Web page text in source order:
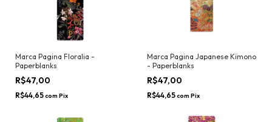
Marca Pagina Floralia -
Paperblanks
R$47,00
R$44,65com Pix
Marca Pagina Japanese Kimono
- Paperblanks
R$47,00
R$44,65com Pix